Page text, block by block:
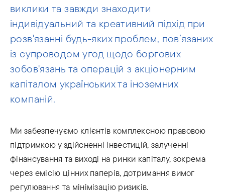
виклики та завжди знаходити
індивідуальний та креативний підхід при
розв'язанні будь-яких проблем, пов’язаних
із супроводом угод щодо боргових
зобов'язань та операцій з акціонерним
капіталом українських та іноземних
компаній.
Ми забезпечуємо клієнтів комплексною правовою
підтримкою у здійсненні інвестицій, залученні
фінансування та виході на ринки капіталу, зокрема
через емісію цінних паперів, дотримання вимог
регулювання та мінімізацію ризиків.